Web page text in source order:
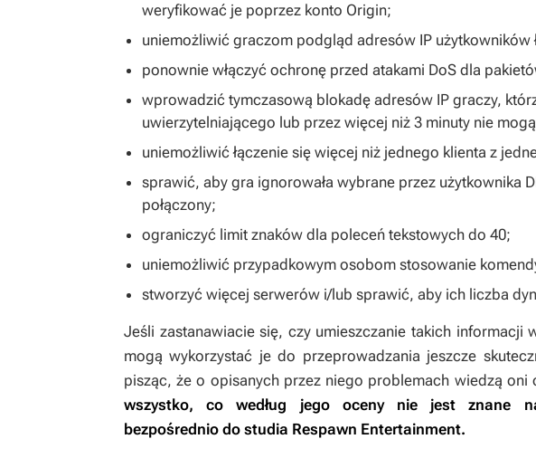
weryfikować je poprzez konto Origin;
uniemożliwić graczom podgląd adresów IP użytkowników
ponownie włączyć ochronę przed atakami DoS dla
wprowadzić tymczasową blokadę adresów IP graczy,
uwierzytelniającego lub przez więcej niż 3 minuty nie
uniemożliwić łączenie się więcej niż jednego klienta z
sprawić, aby gra ignorowała wybrane przez użytkownika
połączony;
ograniczyć limit znaków dla poleceń tekstowych do 40;
uniemożliwić przypadkowym osobom stosowanie
stworzyć więcej serwerów i/lub sprawić, aby ich liczba
Jeśli zastanawiacie się, czy umieszczanie takich informacji
mogą wykorzystać je do przeprowadzania jeszcze
pisząc, że o opisanych przez niego problemach wiedzą oni
wszystko, co według jego oceny nie jest znane
bezpośrednio do studia Respawn Entertainment.